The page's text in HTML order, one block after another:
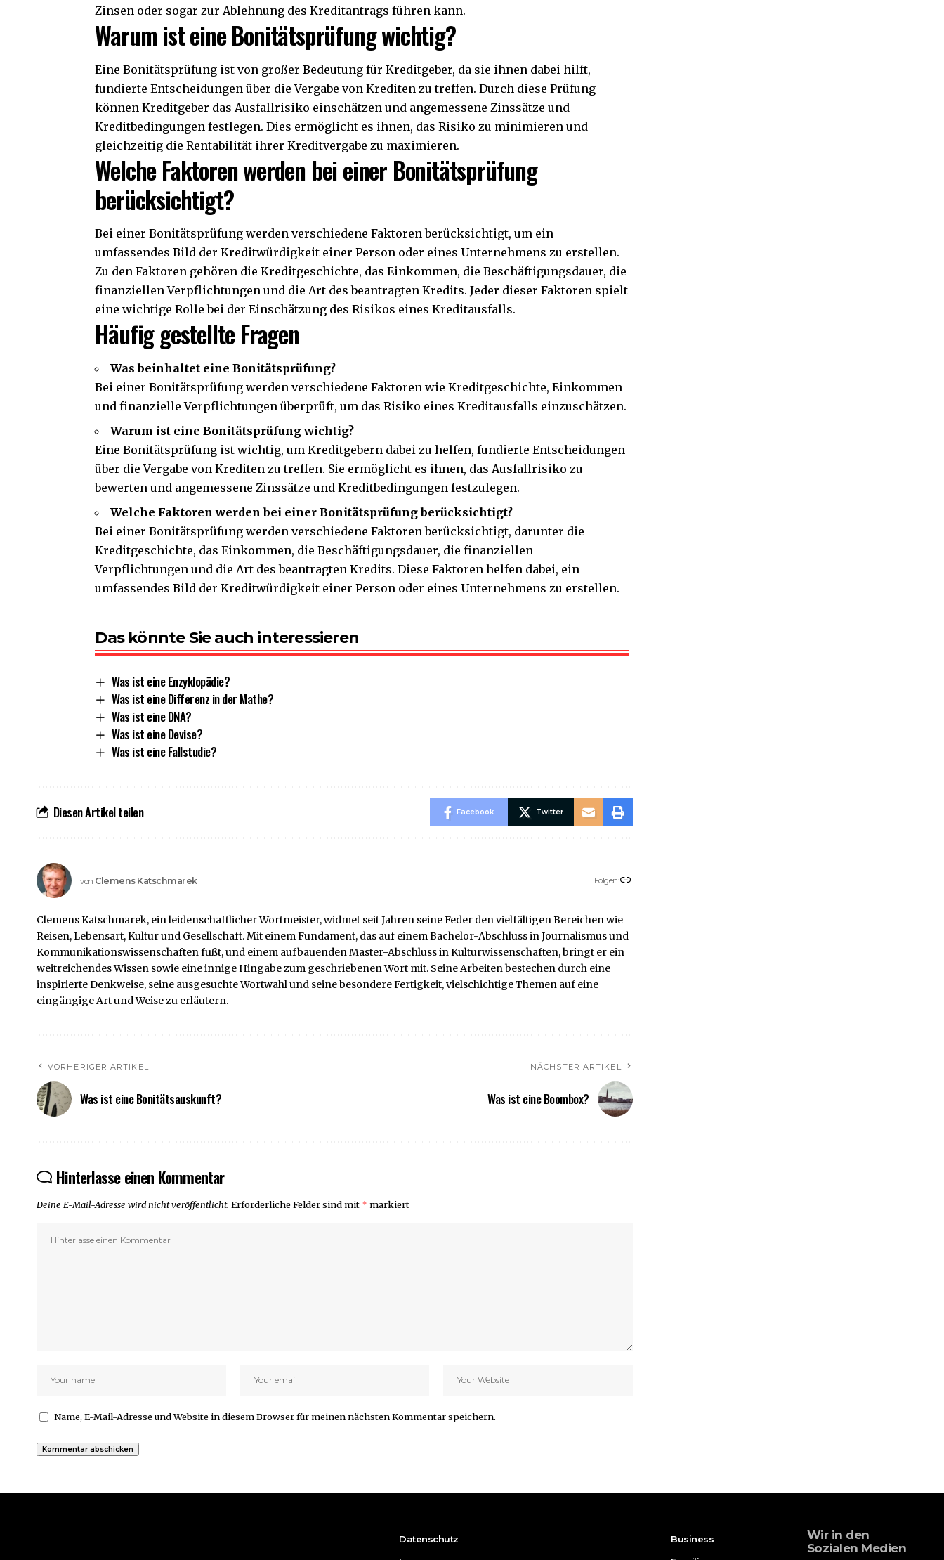
Zinsen oder sogar zur Ablehnung des Kreditantrags führen kann.
Warum ist eine Bonitätsprüfung wichtig?
Eine Bonitätsprüfung ist von großer Bedeutung für Kreditgeber, da sie ihnen dabei hilft,
fundierte Entscheidungen über die Vergabe von Krediten zu treffen. Durch diese Prüfung
können Kreditgeber das Ausfallrisiko einschätzen und angemessene Zinssätze und
Kreditbedingungen festlegen. Dies ermöglicht es ihnen, das Risiko zu minimieren und
gleichzeitig die Rentabilität ihrer Kreditvergabe zu maximieren.
Welche Faktoren werden bei einer Bonitätsprüfung
berücksichtigt?
Bei einer Bonitätsprüfung werden verschiedene Faktoren berücksichtigt, um ein
umfassendes Bild der Kreditwürdigkeit einer Person oder eines Unternehmens zu erstellen.
Zu den Faktoren gehören die Kreditgeschichte, das Einkommen, die Beschäftigungsdauer, die
finanziellen Verpflichtungen und die Art des beantragten Kredits. Jeder dieser Faktoren spielt
eine wichtige Rolle bei der Einschätzung des Risikos eines Kreditausfalls.
Häufig gestellte Fragen
Was beinhaltet eine Bonitätsprüfung?
Bei einer Bonitätsprüfung werden verschiedene Faktoren wie Kreditgeschichte, Einkommen
und finanzielle Verpflichtungen überprüft, um das Risiko eines Kreditausfalls einzuschätzen.
Warum ist eine Bonitätsprüfung wichtig?
Eine Bonitätsprüfung ist wichtig, um Kreditgebern dabei zu helfen, fundierte Entscheidungen
über die Vergabe von Krediten zu treffen. Sie ermöglicht es ihnen, das Ausfallrisiko zu
bewerten und angemessene Zinssätze und Kreditbedingungen festzulegen.
Welche Faktoren werden bei einer Bonitätsprüfung berücksichtigt?
Bei einer Bonitätsprüfung werden verschiedene Faktoren berücksichtigt, darunter die
Kreditgeschichte, das Einkommen, die Beschäftigungsdauer, die finanziellen
Verpflichtungen und die Art des beantragten Kredits. Diese Faktoren helfen dabei, ein
umfassendes Bild der Kreditwürdigkeit einer Person oder eines Unternehmens zu erstellen.
Das könnte Sie auch interessieren
Was ist eine Enzyklopädie?
Was ist eine Differenz in der Mathe?
Was ist eine DNA?
Was ist eine Devise?
Was ist eine Fallstudie?
Diesen Artikel teilen Facebook Twitter
von Clemens Katschmarek Folgen:
Clemens Katschmarek, ein leidenschaftlicher Wortmeister, widmet seit Jahren seine Feder den vielfältigen Bereichen wie
Reisen, Lebensart, Kultur und Gesellschaft. Mit einem Fundament, das auf einem Bachelor-Abschluss in Journalismus und
Kommunikationswissenschaften fußt, und einem aufbauenden Master-Abschluss in Kulturwissenschaften, bringt er ein
weitreichendes Wissen sowie eine innige Hingabe zum geschriebenen Wort mit. Seine Arbeiten bestechen durch eine
inspirierte Denkweise, seine ausgesuchte Wortwahl und seine besondere Fertigkeit, vielschichtige Themen auf eine
eingängige Art und Weise zu erläutern.
VORHERIGER ARTIKEL
Was ist eine Bonitätsauskunft?
NÄCHSTER ARTIKEL
Was ist eine Boombox?
Hinterlasse einen Kommentar
Deine E-Mail-Adresse wird nicht veröffentlicht. Erforderliche Felder sind mit * markiert
Name, E-Mail-Adresse und Website in diesem Browser für meinen nächsten Kommentar speichern.
Datenschutz
Business
Wir in den
Sozialen Medien